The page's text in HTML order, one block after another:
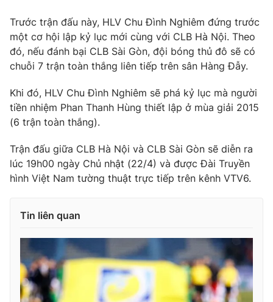
Photo Infographic
VTV Money
VTV Sức khoẻ Bất động sản
VTV9 VTV8
Liên hệ tòa soạn English
Trước trận đấu này, HLV Chu Đình Nghiêm đứng trước
một cơ hội lập kỷ lục mới cùng với CLB Hà Nội. Theo
đó, nếu đánh bại CLB Sài Gòn, đội bóng thủ đô sẽ có
chuỗi 7 trận toàn thắng liên tiếp trên sân Hàng Đẫy.
Khi đó, HLV Chu Đình Nghiêm sẽ phá kỷ lục mà người
tiền nhiệm Phan Thanh Hùng thiết lập ở mùa giải 2015
(6 trận toàn thắng).
Trận đấu giữa CLB Hà Nội và CLB Sài Gòn sẽ diễn ra
lúc 19h00 ngày Chủ nhật (22/4) và được Đài Truyền
hình Việt Nam tường thuật trực tiếp trên kênh VTV6.
Tin liên quan